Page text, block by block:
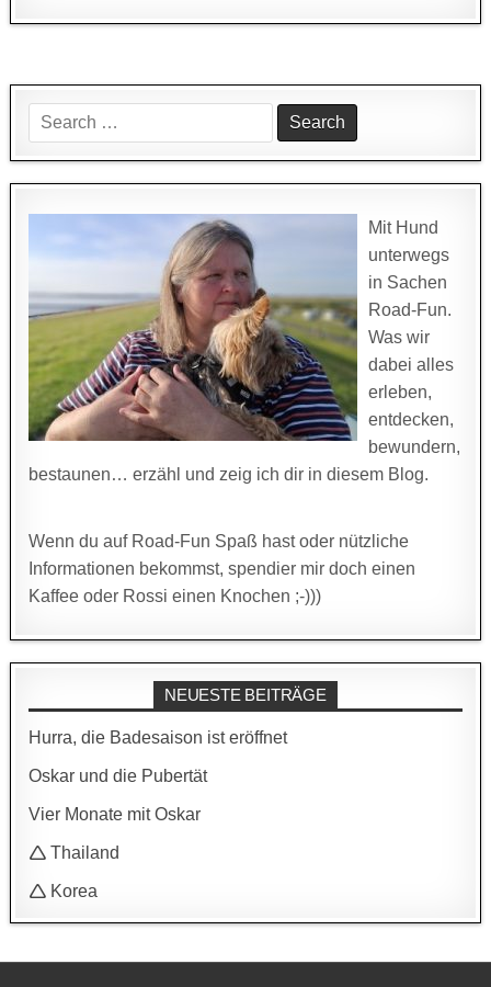
Search
for:
Mit Hund
unterwegs
in Sachen
Road-Fun.
Was wir
dabei alles
erleben,
entdecken,
bewundern,
bestaunen… erzähl und zeig ich dir in diesem Blog.
Wenn du auf Road-Fun Spaß hast oder nützliche
Informationen bekommst, spendier mir doch einen
Kaffee oder Rossi einen Knochen ;-)))
NEUESTE BEITRÄGE
Hurra, die Badesaison ist eröffnet
Oskar und die Pubertät
Vier Monate mit Oskar
🛆 Thailand
🛆 Korea